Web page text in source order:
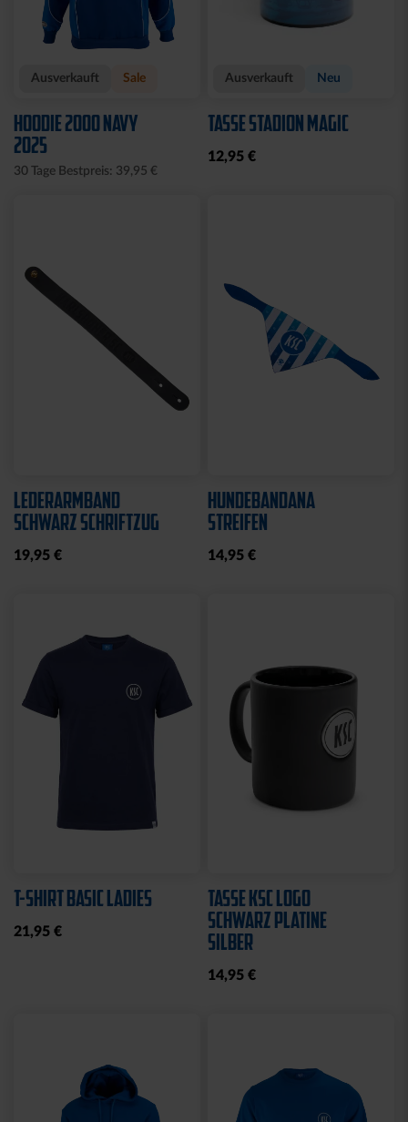
Ausverkauft Sale
HOODIE 2000 NAVY
2025
30 Tage Bestpreis: 39,95 €
Ausverkauft Neu
TASSE STADION MAGIC
12,95 €
LEDERARMBAND
SCHWARZ SCHRIFTZUG
19,95 €
HUNDEBANDANA
STREIFEN
14,95 €
T-SHIRT BASIC LADIES
21,95 €
TASSE KSC LOGO
SCHWARZ PLATINE
SILBER
14,95 €